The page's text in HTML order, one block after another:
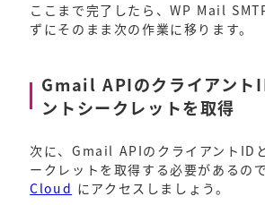
ここまで完了したら、WP Mail
ずにそのまま次の作業に移ります。
Gmail APIのクライアント
ントシークレットを取得
次に、Gmail APIのクライアントID
ークレットを取得する必要があるので
Cloud にアクセスしましょう。